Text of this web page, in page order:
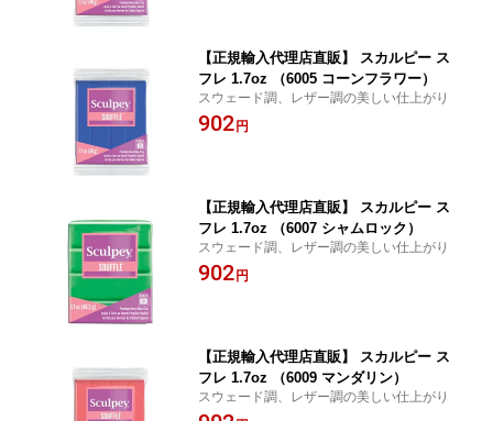
【正規輸入代理店直販】 スカルピー ス
フレ 1.7oz （6005 コーンフラワー）
スウェード調、レザー調の美しい仕上がり
902 円
【正規輸入代理店直販】 スカルピー ス
フレ 1.7oz （6007 シャムロック）
スウェード調、レザー調の美しい仕上がり
902 円
【正規輸入代理店直販】 スカルピー ス
フレ 1.7oz （6009 マンダリン）
スウェード調、レザー調の美しい仕上がり